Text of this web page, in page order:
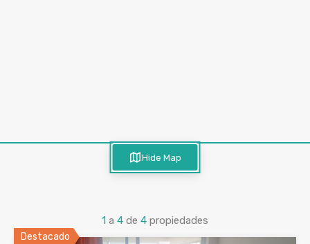
Hide Map
1 a 4 de 4 propiedades
Destacado